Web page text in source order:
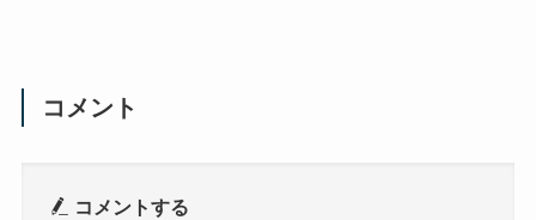
コメント
コメントする